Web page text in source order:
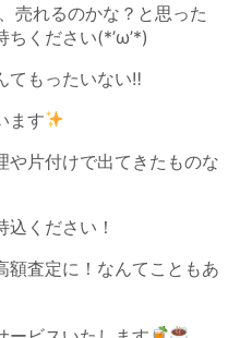
売れるのかな？と思った
ちください(*’ω’*)
てもったいない‼
ます
や片付けで出てきたものな
ください！
額査定に！なんてこともあ